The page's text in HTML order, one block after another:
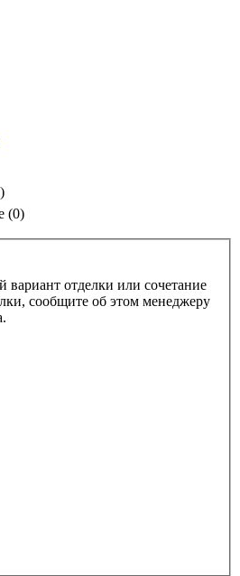
)
(0)
отделки или сочетание
сообщите об этом менеджеру